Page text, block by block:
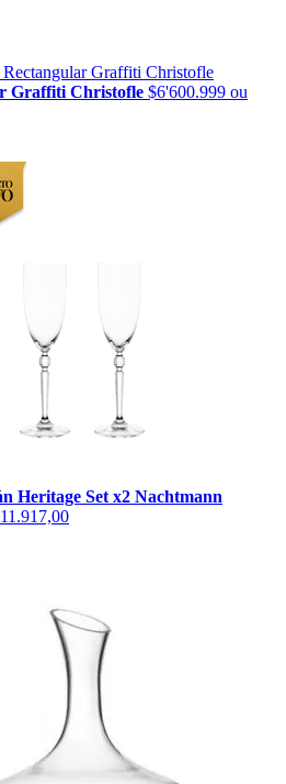
Graffiti Christofle $6'600.999 ou
Heritage Set x2 Nachtmann